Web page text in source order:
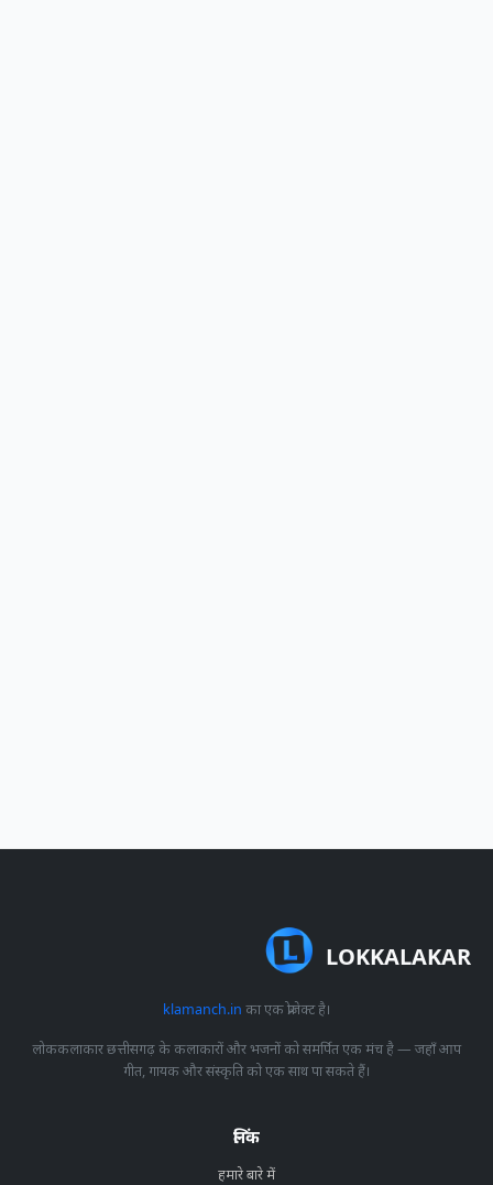
LOKKALAKAR
klamanch.in का एक प्रोजेक्ट है।
लोककलाकार छत्तीसगढ़ के कलाकारों और भजनों को समर्पित एक मंच है — जहाँ आप
गीत, गायक और संस्कृति को एक साथ पा सकते हैं।
लिंक
हमारे बारे में